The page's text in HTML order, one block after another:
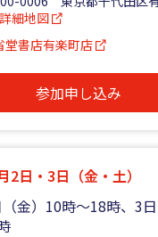
詳細地図
堂書店有楽町店
参加申し込み
2日・3日（金・土）
金）10時～18時、3